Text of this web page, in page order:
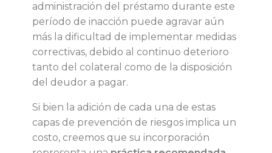
e
s
d
e
administración del préstamo durante este
período de inacción puede agravar aún
más la dificultad de implementar medidas
correctivas, debido al continuo deterioro
tanto del colateral como de la disposición
del deudor a pagar.
Si bien la adición de cada una de estas
capas de prevención de riesgos implica un
costo, creemos que su incorporación